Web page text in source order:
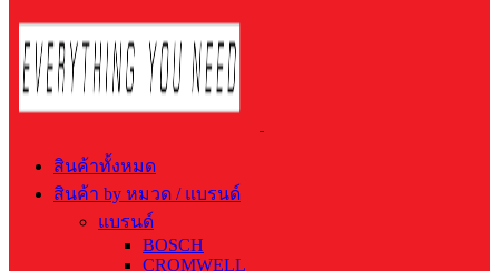
สินค้าทั้งหมด
สินค้า by หมวด / แบรนด์
แบรนด์
BOSCH
CROMWELL